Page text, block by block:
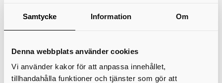
Samtycke Information Om
Denna webbplats använder cookies
Vi använder kakor för att anpassa innehållet,
tillhandahålla funktioner och tjänster som gör att
och samh...
Bygga, bo och leva hållbart